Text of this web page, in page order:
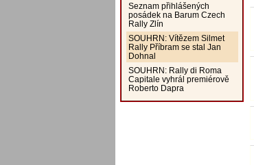
Seznam přihlášených
posádek na Barum Czech
Rally Zlín
SOUHRN: Vítězem Silmet
Rally Příbram se stal Jan
Dohnal
SOUHRN: Rally di Roma
Capitale vyhrál premiérově
Roberto Dapra